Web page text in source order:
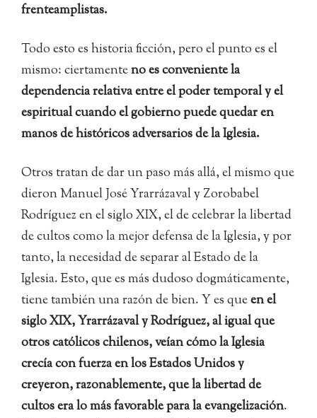
frenteamplistas.
Todo esto es historia ficción, pero el punto es el
mismo: ciertamenteno es conveniente la
dependencia relativa entre el poder temporal y el
espiritual cuando el gobierno puede quedar en
manos de históricos adversarios de la Iglesia.
Otros tratan de dar un paso más allá, el mismo que
dieron Manuel José Yrarrázaval y Zorobabel
Rodríguez en el siglo XIX, el de celebrar la libertad
de cultos como la mejor defensa de la Iglesia, y por
tanto, la necesidad de separar al Estado de la
Iglesia. Esto, que es más dudoso dogmáticamente,
tiene también una razón de bien. Y es queen el
siglo XIX, Yrarrázaval y Rodríguez, al igual que
otros católicos chilenos, veían cómo la Iglesia
crecía con fuerza en los Estados Unidos y
creyeron, razonablemente, que la libertad de
cultos era lo más favorable para la evangelización.